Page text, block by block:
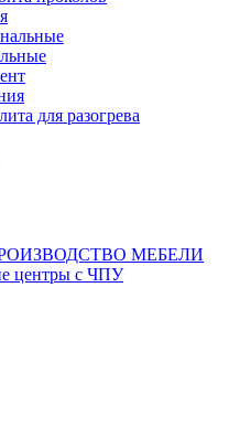
для разогрева
МЕБЕЛИ
центры с ЧПУ